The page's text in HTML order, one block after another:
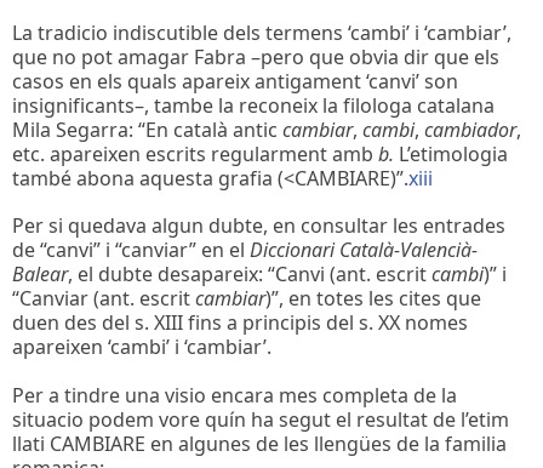
La tradicio indiscutible dels termens ‘cambi’ i ‘cambiar’,
que no pot amagar Fabra –pero que obvia dir que els
casos en els quals apareix antigament ‘canvi’ son
insignificants–, tambe la reconeix la filologa catalana
Mila Segarra: “En català antic cambiar, cambi, cambiador,
etc. apareixen escrits regularment amb b. L’etimologia
també abona aquesta grafia (<CAMBIARE)”.xiii
Per si quedava algun dubte, en consultar les entrades
de “canvi” i “canviar” en el Diccionari Català-Valencià-
Balear, el dubte desapareix: “Canvi (ant. escritcambi)” i
“Canviar (ant. escritcambiar)”, en totes les cites que
duen des del s. XIII fins a principis del s. XX nomes
apareixen ‘cambi’ i ‘cambiar’.
Per a tindre una visio encara mes completa de la
situacio podem vore quín ha segut el resultat de l’etim
llati CAMBIARE en algunes de les llengües de la familia